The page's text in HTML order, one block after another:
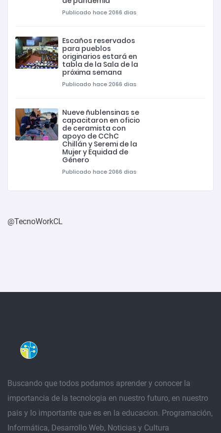
Publicado hace 2066 dias
Escaños reservados
para pueblos
originarios estará en
tabla de la Sala de la
próxima semana
Publicado hace 2066 dias
Nueve ñublensinas se
capacitaron en oficio
de ceramista con
apoyo de CChC
Chillán y Seremi de la
Mujer y Equidad de
Género
Publicado hace 2066 dias
@TecnoWorkCL
Buscando que todos podamos aprender y conocer la
importancia de la tecnologia en nuestro futuro, en nuestro
pais y lo importante que es en la educacion. Programación,
Informática, Desarrollo Web, Noticias y Cultura